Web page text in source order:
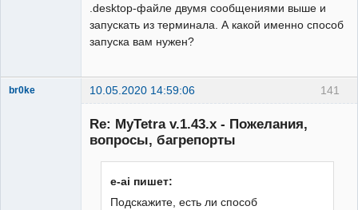
.desktop-файле двумя сообщениями выше и
запускать из терминала. А какой именно способ
запуска вам нужен?
141
br0ke 10.05.2020 14:59:06
Re: MyTetra v.1.43.x - Пожелания,
вопросы, багрепорты
e-ai пишет:
Подскажите, есть ли способ